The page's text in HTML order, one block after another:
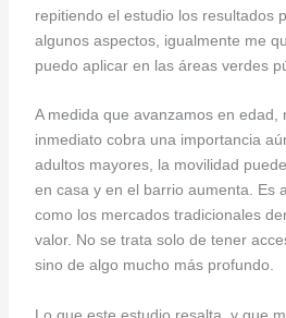
repitiendo el estudio los resultados
algunos aspectos, igualmente me
puedo aplicar en las áreas verdes
A medida que avanzamos en edad,
inmediato cobra una importancia
adultos mayores, la movilidad
en casa y en el barrio aumenta. Es
como los mercados tradicionales
valor. No se trata solo de tener
sino de algo mucho más profundo.
Lo que este estudio resalta, y que